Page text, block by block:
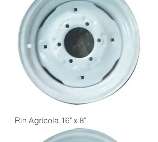
Rin Agrícola 16" x 8"